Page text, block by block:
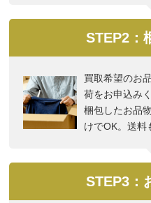
STEP2：
買取希望のお
荷をお申込み
梱包したお品
けでOK。送料
STEP3：